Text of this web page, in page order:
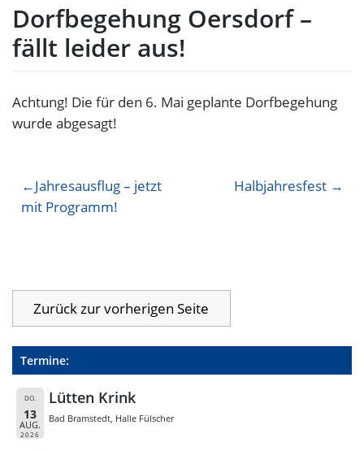
Dorfbegehung Oersdorf –
fällt leider aus!
Achtung! Die für den 6. Mai geplante Dorfbegehung
wurde abgesagt!
Beitragsnavigation
Jahresausflug – jetzt
mit Programm!
Halbjahresfest
Termine:
DO.
13
AUG.
2026
Lütten Krink
Bad Bramstedt, Halle Fülscher